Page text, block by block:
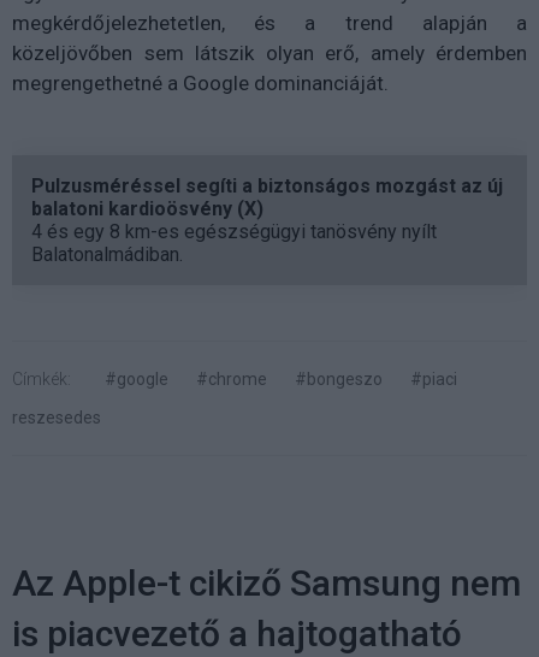
megkérdőjelezhetetlen, és a trend alapján a
közeljövőben sem látszik olyan erő, amely érdemben
megrengethetné a Google dominanciáját.
Pulzusméréssel segíti a biztonságos mozgást az új
balatoni kardioösvény (X)
4 és egy 8 km-es egészségügyi tanösvény nyílt
Balatonalmádiban.
Címkék: #google #chrome #bongeszo
#piaci
reszesedes
Az Apple-t cikiző Samsung nem
is piacvezető a hajtogatható